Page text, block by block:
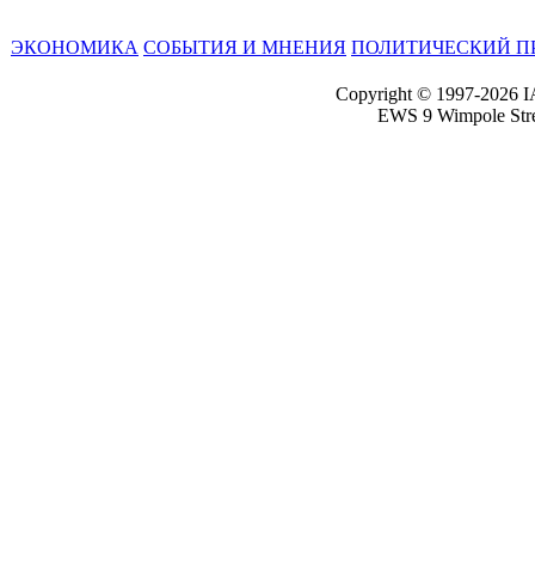
ЭКОНОМИКА СОБЫТИЯ И МНЕНИЯ ПОЛИТИЧЕСКИЙ
Copyright © 1997-2026
EWS 9 Wimpole